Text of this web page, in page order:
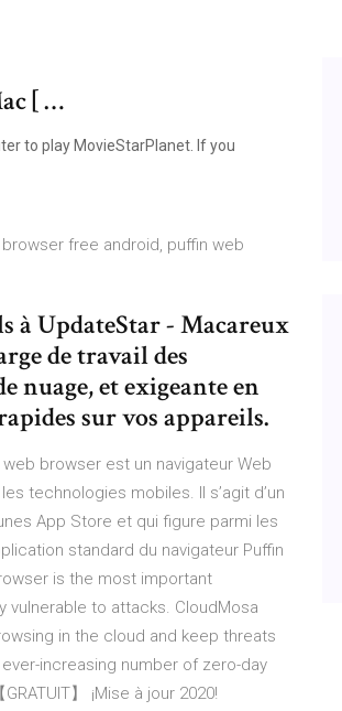
[ …
to play MovieStarPlanet. If you
free android, puffin web
à UpdateStar - Macareux
de travail des
nuage, et exigeante en
sur vos appareils.
browser est un navigateur Web
technologies mobiles. Il s’agit d’un
App Store et qui figure parmi les
standard du navigateur Puffin
is the most important
vulnerable to attacks. CloudMosa
in the cloud and keep threats
increasing number of zero-day
】 ¡Mise à jour 2020!